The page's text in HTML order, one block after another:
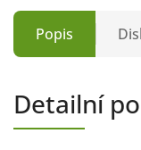
Popis
Detailní